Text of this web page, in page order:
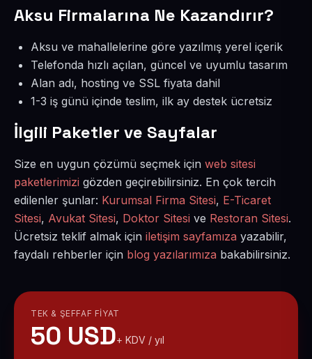
Aksu Firmalarına Ne Kazandırır?
Aksu ve mahallelerine göre yazılmış yerel içerik
Telefonda hızlı açılan, güncel ve uyumlu tasarım
Alan adı, hosting ve SSL fiyata dahil
1-3 iş günü içinde teslim, ilk ay destek ücretsiz
İlgili Paketler ve Sayfalar
Size en uygun çözümü seçmek için web sitesi
paketlerimizi gözden geçirebilirsiniz. En çok tercih
edilenler şunlar: Kurumsal Firma Sitesi, E-Ticaret
Sitesi, Avukat Sitesi, Doktor Sitesi ve Restoran Sitesi.
Ücretsiz teklif almak için iletişim sayfamıza yazabilir,
faydalı rehberler için blog yazılarımıza bakabilirsiniz.
TEK & ŞEFFAF FIYAT
50 USD+ KDV / yıl